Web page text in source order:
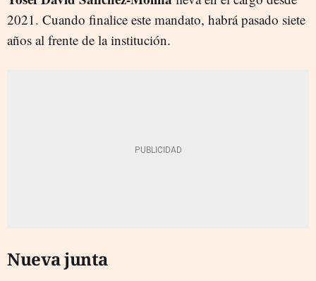
2021. Cuando finalice este mandato, habrá pasado siete
años al frente de la institución.
Nueva junta